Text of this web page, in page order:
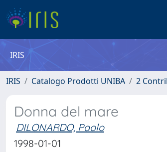
IRIS
IRIS Catalogo Prodotti UNIBA 2
Donna del mare
DILONARDO, Paolo
1998-01-01